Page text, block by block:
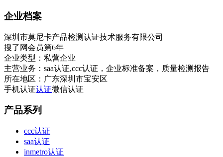
企业档案
深圳市莫尼卡产品检测认证技术服务有限公司
搜了网会员第6年
企业类型： 私营企业
主营业务： saa认证,ccc认证，企业标准备案，质量检测报告
所在地区： 广东深圳市宝安区
手机认证认证微信认证
产品系列
ccc认证
saa认证
inmetro认证